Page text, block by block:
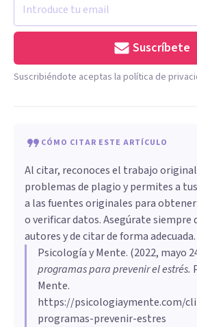
Suscríbete
Suscribiéndote aceptas la política de
CÓMO CITAR ESTE ARTÍCULO
Al citar, reconoces el trabajo
problemas de plagio y permites a
a las fuentes originales para
o verificar datos. Asegúrate siempre
autores y de citar de forma adecuada.
Psicología y Mente. (2022, mayo
programas para prevenir el estrés.
Mente.
https://psicologiaymente.com/
programas-prevenir-estres